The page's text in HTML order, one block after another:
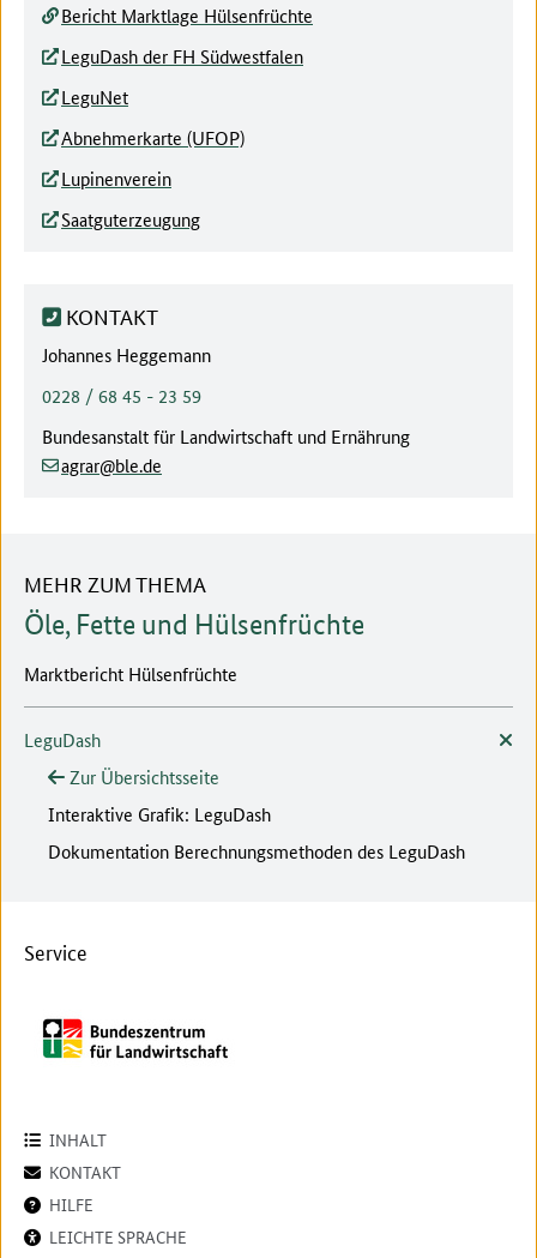
Bericht Marktlage Hülsenfrüchte
LeguDash der FH Südwestfalen
LeguNet
Abnehmerkarte (UFOP)
Lupinenverein
Saatguterzeugung
KONTAKT
Ansprechpartner:
Johannes Heggemann
Telefonnummer:
0228 / 68 45 - 23 59
Behörde:
Bundesanstalt für Landwirtschaft und Ernährung
agrar (at)
ble(dot)
de
MEHR ZUM THEMA
Öle, Fette und Hülsenfrüchte
Marktbericht Hülsenfrüchte
LeguDash
Zur Übersichtsseite
Interaktive Grafik: LeguDash
Dokumentation Berechnungsmethoden des LeguDash
Service
INHALT
KONTAKT
HILFE
LEICHTE SPRACHE